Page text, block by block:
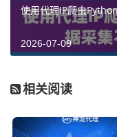
使用代理IP爬虫
2026-07-09
相关阅读